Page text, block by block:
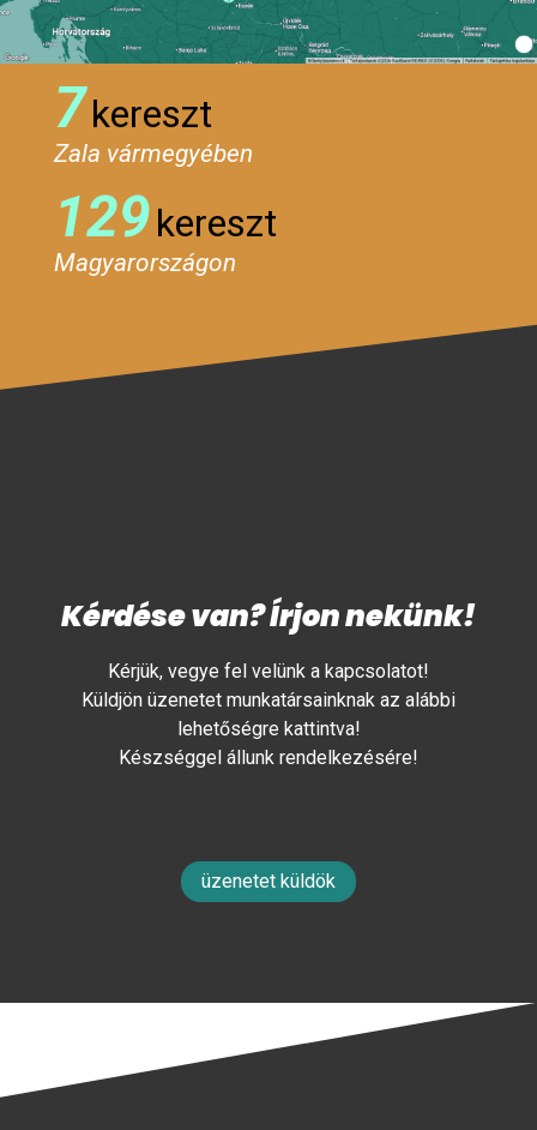
7kereszt
Zala vármegyében
129kereszt
Magyarországon
Kérdése van? Írjon nekünk!
Kérjük, vegye fel velünk a kapcsolatot!
Küldjön üzenetet munkatársainknak az alábbi
lehetőségre kattintva!
Készséggel állunk rendelkezésére!
üzenetet küldök